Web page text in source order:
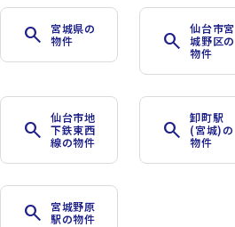
search
宮城県の
物件
search
仙台市宮
城野区の
物件
search
仙台市地
下鉄東西
線の物件
search
卸町駅
(宮城)の
物件
search
宮城野原
駅の物件